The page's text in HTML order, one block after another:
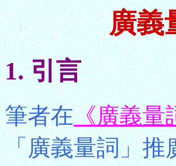
廣義
1. 引言
筆者在《廣義量
「廣義量詞」推